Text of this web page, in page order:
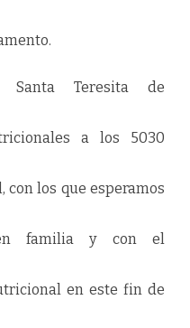
Teresita de
a los 5030
con los que esperamos
familia y con el
en este fin de